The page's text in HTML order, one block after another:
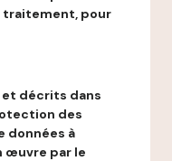
traitement, pour
décrits dans
des
données à
œuvre par le